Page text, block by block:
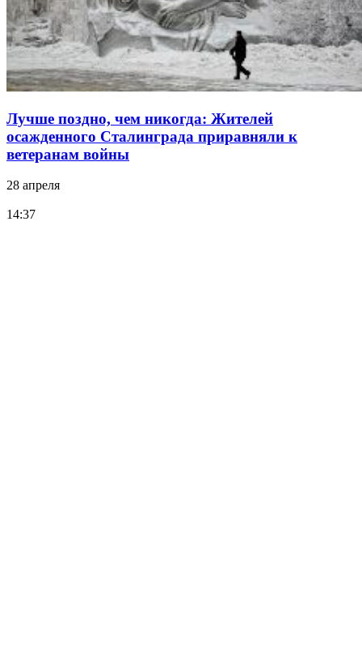
Лучше поздно, чем никогда: Жителей
осажденного Сталинграда приравняли к
ветеранам войны
28 апреля
14:37